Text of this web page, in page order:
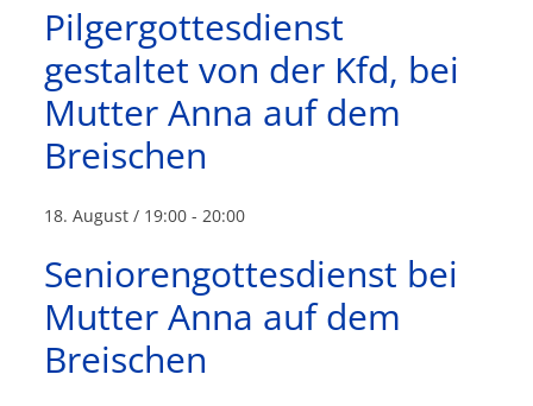
Pilgergottesdienst
gestaltet von der Kfd, bei
Mutter Anna auf dem
Breischen
18. August / 19:00 - 20:00
Seniorengottesdienst bei
Mutter Anna auf dem
Breischen